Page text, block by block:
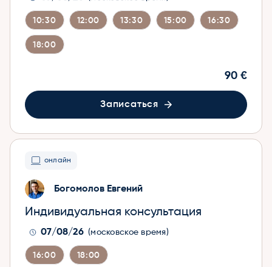
10:30 12:00 13:30 15:00 16:30
18:00
90 €
Записаться
онлайн
Богомолов Евгений
Индивидуальная консультация
07/08/26 (московское время)
16:00 18:00